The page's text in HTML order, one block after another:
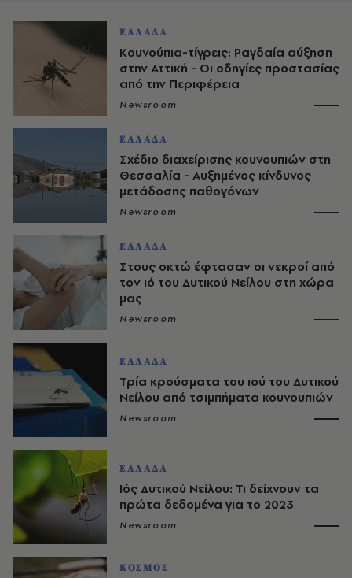
ΕΛΛΑΔΑ
Κουνούπια-τίγρεις: Ραγδαία αύξηση
στην Αττική - Οι οδηγίες προστασίας
από την Περιφέρεια
Newsroom
ΕΛΛΑΔΑ
Σχέδιο διαχείρισης κουνουπιών στη
Θεσσαλία - Αυξημένος κίνδυνος
μετάδοσης παθογόνων
Newsroom
ΕΛΛΑΔΑ
Στους οκτώ έφτασαν οι νεκροί από
τον ιό του Δυτικού Νείλου στη χώρα
μας
Newsroom
ΕΛΛΑΔΑ
Τρία κρούσματα του ιού του Δυτικού
Νείλου από τσιμπήματα κουνουπιών
Newsroom
ΕΛΛΑΔΑ
Ιός Δυτικού Νείλου: Τι δείχνουν τα
πρώτα δεδομένα για το 2023
Newsroom
ΚΟΣΜΟΣ